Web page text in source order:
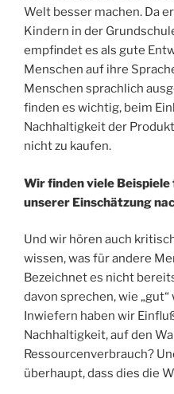
Welt besser machen. Da
Kindern in der
empfindet es als gute
Menschen auf ihre
Menschen sprachlich
finden es wichtig, beim
Nachhaltigkeit der
nicht zu kaufen.
Wir finden viele Beispiele
unserer Einschätzung
Und wir hören auch
wissen, was für andere
Bezeichnet es nicht
davon sprechen, wie „gut“
Inwiefern haben wir
Nachhaltigkeit, auf den
Ressourcenverbrauch?
überhaupt, dass dies die